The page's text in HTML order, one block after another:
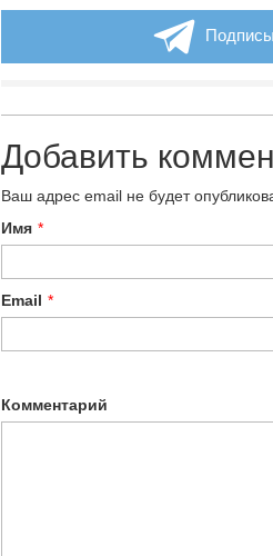
Добавить
Ваш адрес email не будет
Имя *
Email *
Комментарий